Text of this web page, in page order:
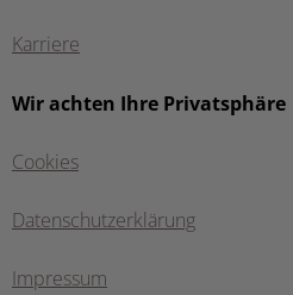
Karriere
Wir achten Ihre Privatsphäre
Cookies
Datenschutzerklärung
Impressum